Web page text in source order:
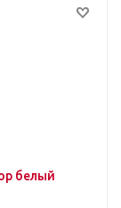
белый